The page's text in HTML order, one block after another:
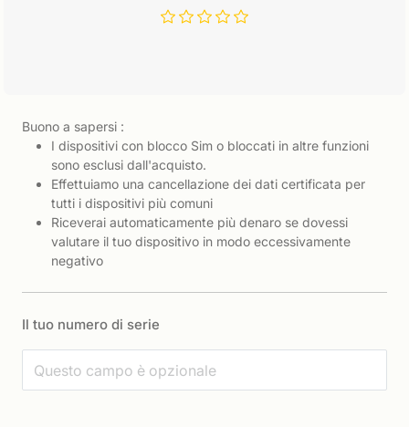
Buono a sapersi :
I dispositivi con blocco Sim o bloccati in altre funzioni
sono esclusi dall'acquisto.
Effettuiamo una cancellazione dei dati certificata per
tutti i dispositivi più comuni
Riceverai automaticamente più denaro se dovessi
valutare il tuo dispositivo in modo eccessivamente
negativo
Il tuo numero di serie